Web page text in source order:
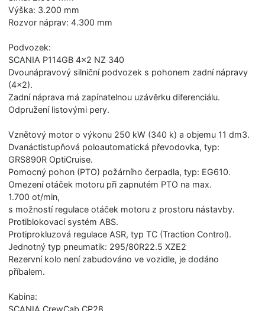
Výška: 3.200 mm
Rozvor náprav: 4.300 mm
Podvozek:
SCANIA P114GB 4×2 NZ 340
Dvounápravový silniční podvozek s pohonem zadní nápravy
(4×2).
Zadní náprava má zapínatelnou uzávěrku diferenciálu.
Odpružení listovými pery.
Vznětový motor o výkonu 250 kW (340 k) a objemu 11 dm3.
Dvanáctistupňová poloautomatická převodovka, typ:
GRS890R OptiCruise.
Pomocný pohon (PTO) požárního čerpadla, typ: EG610.
Omezení otáček motoru při zapnutém PTO na max.
1.700 ot/min,
s možností regulace otáček motoru z prostoru nástavby.
Protiblokovací systém ABS.
Protiprokluzová regulace ASR, typ TC (Traction Control).
Jednotný typ pneumatik: 295/80R22.5 XZE2
Rezervní kolo není zabudováno ve vozidle, je dodáno
příbalem.
Kabina:
SCANIA CrewCab CP28